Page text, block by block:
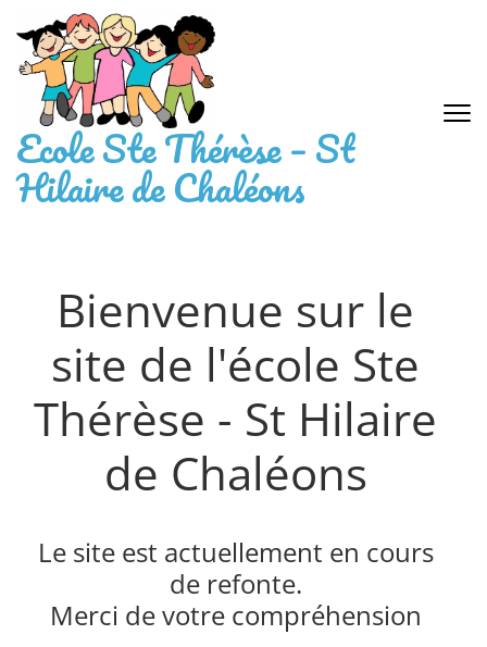
Ecole Ste Thérèse – St
Hilaire de Chaléons
Bienvenue sur le
site de l'école Ste
Thérèse - St Hilaire
de Chaléons
Le site est actuellement en cours
de refonte.
Merci de votre compréhension